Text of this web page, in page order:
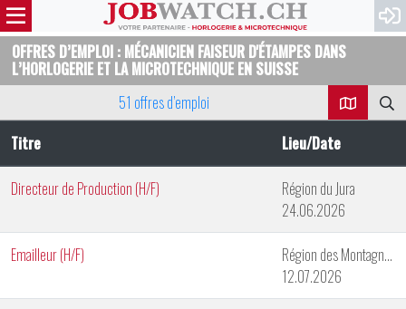
OFFRES D’EMPLOI : MÉCANICIEN FAISEUR D'ÉTAMPES DANS
L’HORLOGERIE ET LA MICROTECHNIQUE EN SUISSE
51 offres d’emploi
Titre
Lieu/Date
Directeur de Production (H/F)
Région du Jura
24.06.2026
Emailleur (H/F)
Région des Montagnes Neuchâteloises
12.07.2026